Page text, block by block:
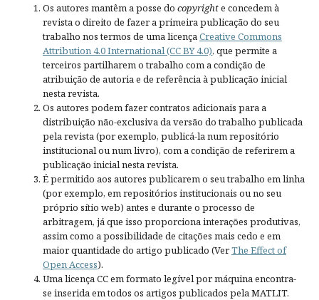
Os autores mantêm a posse do copyrighte concedem à
revista o direito de fazer a primeira publicação do seu
trabalho nos termos de uma licençaCreative Commons
Attribution 4.0 International (CC BY 4.0), que permite a
terceiros partilharem o trabalho com a condição de
atribuição de autoria e de referência à publicação inicial
nesta revista.
Os autores podem fazer contratos adicionais para a
distribuição não-exclusiva da versão do trabalho publicada
pela revista (por exemplo, publicá-la num repositório
institucional ou num livro), com a condição de referirem a
publicação inicial nesta revista.
É permitido aos autores publicarem o seu trabalho em linha
(por exemplo, em repositórios institucionais ou no seu
próprio sítio web) antes e durante o processo de
arbitragem, já que isso proporciona interações produtivas,
assim como a possibilidade de citações mais cedo e em
maior quantidade do artigo publicado (VerThe Effect of
Open Access).
Uma licença CC em formato legível por máquina encontra-
se inserida em todos os artigos publicados pela MATLIT.